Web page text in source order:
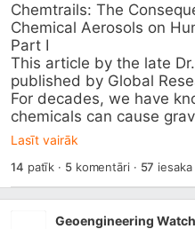
Chemtrails: The
Chemical Aerosols on
Part I
This article by the late
published by Global
For decades, we have
chemicals can cause
Lasīt vairāk
14 patīk · 5komentāri · 57 iesaka
Geoengineering Watch